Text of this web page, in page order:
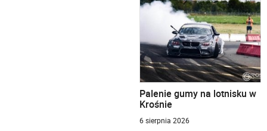
Palenie gumy na lotnisku w
Krośnie
6 sierpnia 2026